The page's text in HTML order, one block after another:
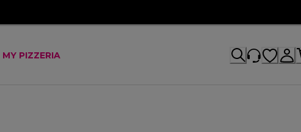
MY PIZZERIA